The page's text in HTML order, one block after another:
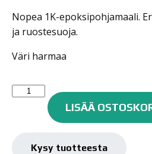
Nopea 1K-epoksipohjamaali.
ja ruostesuoja.
Väri harmaa
rapid
pohjuste
määrä
LISÄÄ
Kysy tuotteesta